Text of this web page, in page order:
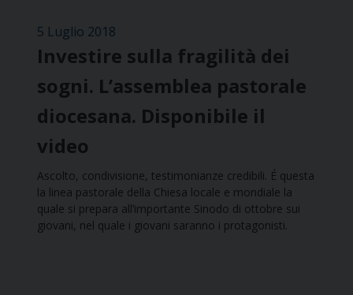
5 Luglio 2018
Investire sulla fragilità dei
sogni. L’assemblea pastorale
diocesana. Disponibile il
video
Ascolto, condivisione, testimonianze credibili. É questa
la linea pastorale della Chiesa locale e mondiale la
quale si prepara all’importante Sinodo di ottobre sui
giovani, nel quale i giovani saranno i protagonisti.